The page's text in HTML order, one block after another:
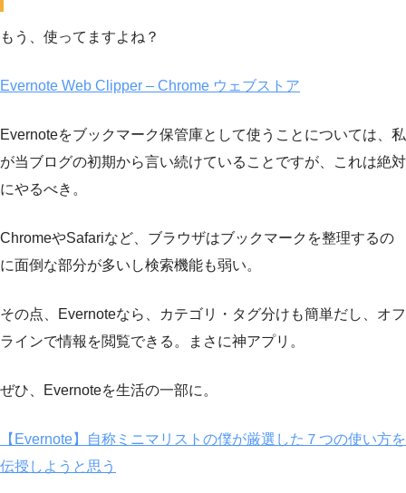
もう、使ってますよね？
Evernote Web Clipper – Chrome ウェブストア
Evernoteをブックマーク保管庫として使うことについては、私
が当ブログの初期から言い続けていることですが、これは絶対
にやるべき。
ChromeやSafariなど、ブラウザはブックマークを整理するの
に面倒な部分が多いし検索機能も弱い。
その点、Evernoteなら、カテゴリ・タグ分けも簡単だし、オフ
ラインで情報を閲覧できる。まさに神アプリ。
ぜひ、Evernoteを生活の一部に。
【Evernote】自称ミニマリストの僕が厳選した７つの使い方を
伝授しようと思う